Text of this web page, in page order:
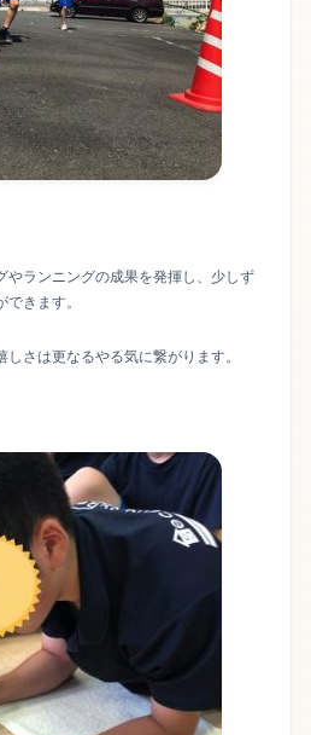
やランニングの成果を発揮し、少しず
きます。
さは更なるやる気に繋がります。